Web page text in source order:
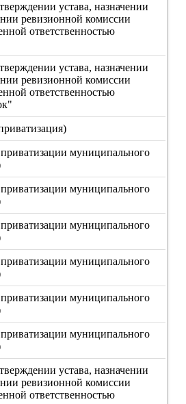
устава, назначении
ревизионной комиссии
ответственностью
устава, назначении
ревизионной комиссии
ответственностью
муниципального
муниципального
муниципального
муниципального
муниципального
муниципального
устава, назначении
ревизионной комиссии
ответственностью